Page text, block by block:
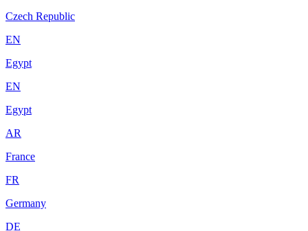
Czech Republic
EN
Egypt
EN
Egypt
AR
France
FR
Germany
DE